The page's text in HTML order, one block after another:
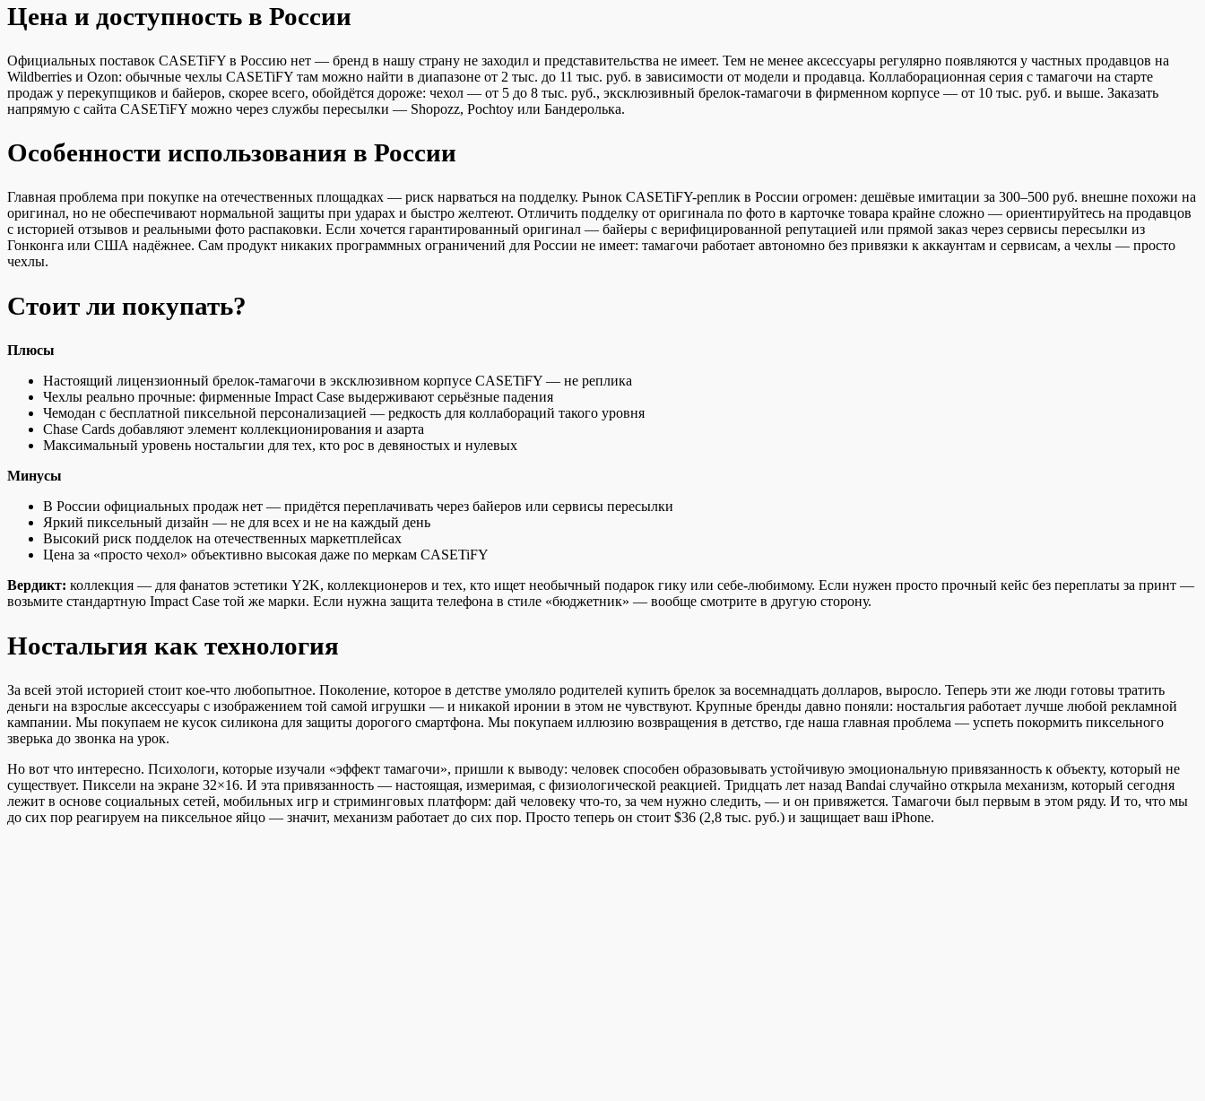
Цена и доступность в России
Официальных поставок CASETiFY в Россию нет — бренд в нашу страну не заходил и представительства не имеет. Тем не менее аксессуары регулярно появляются у частных продавцов на
Wildberries и Ozon: обычные чехлы CASETiFY там можно найти в диапазоне от 2 тыс. до 11 тыс. руб. в зависимости от модели и продавца. Коллаборационная серия с тамагочи на старте
продаж у перекупщиков и байеров, скорее всего, обойдётся дороже: чехол — от 5 до 8 тыс. руб., эксклюзивный брелок-тамагочи в фирменном корпусе — от 10 тыс. руб. и выше. Заказать
напрямую с сайта CASETiFY можно через службы пересылки — Shopozz, Pochtoy или Бандеролька.
Особенности использования в России
Главная проблема при покупке на отечественных площадках — риск нарваться на подделку. Рынок CASETiFY-реплик в России огромен: дешёвые имитации за 300–500 руб. внешне похожи на
оригинал, но не обеспечивают нормальной защиты при ударах и быстро желтеют. Отличить подделку от оригинала по фото в карточке товара крайне сложно — ориентируйтесь на продавцов
с историей отзывов и реальными фото распаковки. Если хочется гарантированный оригинал — байеры с верифицированной репутацией или прямой заказ через сервисы пересылки из
Гонконга или США надёжнее. Сам продукт никаких программных ограничений для России не имеет: тамагочи работает автономно без привязки к аккаунтам и сервисам, а чехлы — просто
чехлы.
Стоит ли покупать?
Плюсы
Настоящий лицензионный брелок-тамагочи в эксклюзивном корпусе CASETiFY — не реплика
Чехлы реально прочные: фирменные Impact Case выдерживают серьёзные падения
Чемодан с бесплатной пиксельной персонализацией — редкость для коллабораций такого уровня
Chase Cards добавляют элемент коллекционирования и азарта
Максимальный уровень ностальгии для тех, кто рос в девяностых и нулевых
Минусы
В России официальных продаж нет — придётся переплачивать через байеров или сервисы пересылки
Яркий пиксельный дизайн — не для всех и не на каждый день
Высокий риск подделок на отечественных маркетплейсах
Цена за «просто чехол» объективно высокая даже по меркам CASETiFY
Вердикт: коллекция — для фанатов эстетики Y2K, коллекционеров и тех, кто ищет необычный подарок гику или себе-любимому. Если нужен просто прочный кейс без переплаты за принт —
возьмите стандартную Impact Case той же марки. Если нужна защита телефона в стиле «бюджетник» — вообще смотрите в другую сторону.
Ностальгия как технология
За всей этой историей стоит кое-что любопытное. Поколение, которое в детстве умоляло родителей купить брелок за восемнадцать долларов, выросло. Теперь эти же люди готовы тратить
деньги на взрослые аксессуары с изображением той самой игрушки — и никакой иронии в этом не чувствуют. Крупные бренды давно поняли: ностальгия работает лучше любой рекламной
кампании. Мы покупаем не кусок силикона для защиты дорогого смартфона. Мы покупаем иллюзию возвращения в детство, где наша главная проблема — успеть покормить пиксельного
зверька до звонка на урок.
Но вот что интересно. Психологи, которые изучали «эффект тамагочи», пришли к выводу: человек способен образовывать устойчивую эмоциональную привязанность к объекту, который не
существует. Пиксели на экране 32×16. И эта привязанность — настоящая, измеримая, с физиологической реакцией. Тридцать лет назад Bandai случайно открыла механизм, который сегодня
лежит в основе социальных сетей, мобильных игр и стриминговых платформ: дай человеку что-то, за чем нужно следить, — и он привяжется. Тамагочи был первым в этом ряду. И то, что мы
до сих пор реагируем на пиксельное яйцо — значит, механизм работает до сих пор. Просто теперь он стоит $36 (2,8 тыс. руб.) и защищает ваш iPhone.